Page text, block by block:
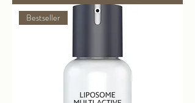
Bestseller